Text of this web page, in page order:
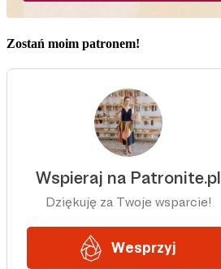
Zostań moim patronem!